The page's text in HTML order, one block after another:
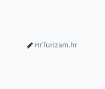
HrTurizam.hr